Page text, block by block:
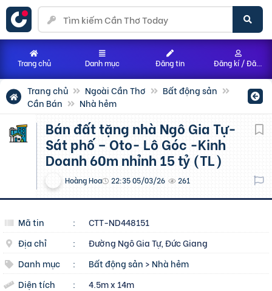
Trang chủ Ngoài Cần Thơ
Bất động sản
Cần Bán
Nhà hẻm
Bán đất tặng nhà Ngô Gia Tự-
Sát phố – Oto- Lô Góc -Kinh
Doanh 60m nhỉnh 15 tỷ (TL)
Hoàng Hoa 22:35 05/03/26 261
Mã tin :
CTT-ND448151
Địa chỉ
:
Đường Ngô Gia Tự, Đức Giang
Danh mục
: Bất động sản > Nhà hẻm
Diện tích
:
4.5m x 14m
Trang chủ Danh mục Đăng tin